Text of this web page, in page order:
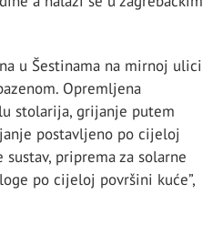
u Šestinama na mirnoj ulici
Opremljena
stolarija, grijanje putem
postavljeno po cijeloj
priprema za solarne
po cijeloj površini kuće”,